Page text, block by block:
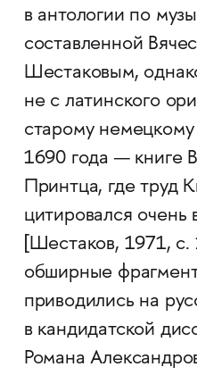
в антологии по
составленной
Шестаковым,
не с латинского
старому немецкому
1690 года — книге
Принтца, где труд
цитировался очень
[Шестаков, 1971,
обширные
приводились на
в кандидатской
Романа